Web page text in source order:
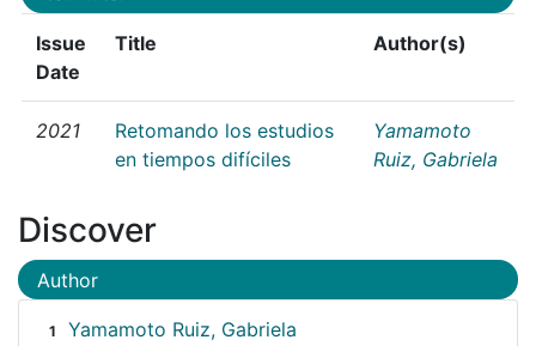
Issue
Date
Title Author(s)
2021
Retomando los estudios
en tiempos difíciles
Yamamoto
Ruiz, Gabriela
Discover
Author
1 Yamamoto Ruiz, Gabriela